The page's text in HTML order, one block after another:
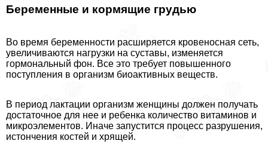
Беременные и кормящие гpyдью
Во время беременности расширяется кровеносная сеть,
увеличиваются нагрузки на суставы, изменяется
гормональный фон. Все это требует повышенного
поступления в организм биоактивных веществ.
В период лактации организм женщины должен получать
достаточное для нее и ребенка количество витаминов и
микроэлементов. Иначе запустится процесс разрушения,
истончения костей и хрящей.